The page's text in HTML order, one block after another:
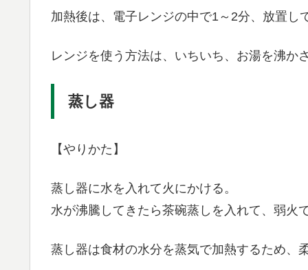
加熱後は、電子レンジの中で1～2分、放置し
レンジを使う方法は、いちいち、お湯を沸か
蒸し器
【やりかた】
蒸し器に水を入れて火にかける。
水が沸騰してきたら茶碗蒸しを入れて、弱火
蒸し器は食材の水分を蒸気で加熱するため、